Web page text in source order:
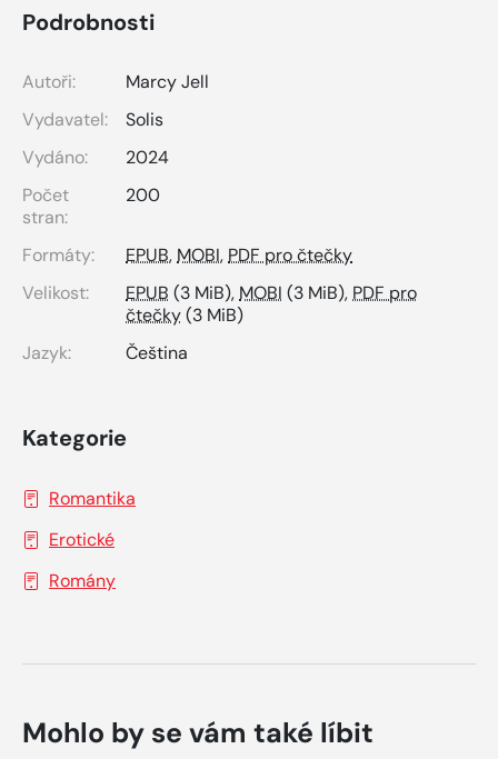
Podrobnosti
Autoři:
Marcy Jell
Vydavatel:
Solis
Vydáno:
2024
Počet
stran:
200
Formáty: EPUB, MOBI, PDF pro čtečky
Velikost:
EPUB (3 MiB), MOBI (3 MiB), PDF pro
čtečky(3 MiB)
Jazyk:
Čeština
Kategorie
Romantika
Erotické
Romány
Mohlo by se vám také líbit